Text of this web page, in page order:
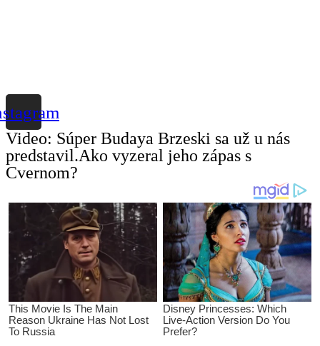
Video: Súper Budaya Brzeski sa už u nás
predstavil.Ako vyzeral jeho zápas s
Cvernom?